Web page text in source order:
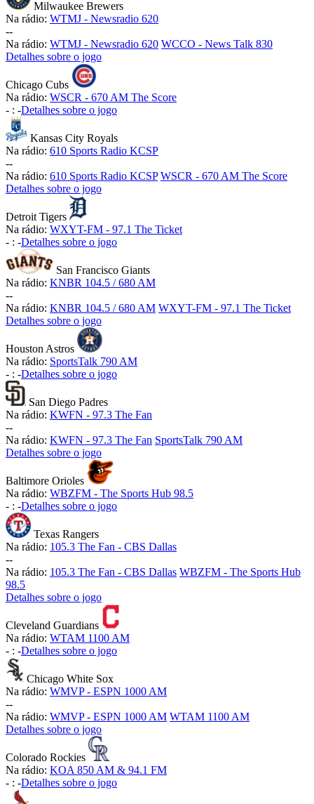
Milwaukee Brewers
Na rádio: WTMJ - Newsradio 620
--
Na rádio: WTMJ - Newsradio 620 WCCO - News Talk 830
Detalhes sobre o jogo
Chicago Cubs
Na rádio: WSCR - 670 AM The Score
- : -Detalhes sobre o jogo
Kansas City Royals
Na rádio: 610 Sports Radio KCSP
--
Na rádio: 610 Sports Radio KCSP WSCR - 670 AM The Score
Detalhes sobre o jogo
Detroit Tigers
Na rádio: WXYT-FM - 97.1 The Ticket
- : -Detalhes sobre o jogo
San Francisco Giants
Na rádio: KNBR 104.5 / 680 AM
--
Na rádio: KNBR 104.5 / 680 AM WXYT-FM - 97.1 The Ticket
Detalhes sobre o jogo
Houston Astros
Na rádio: SportsTalk 790 AM
- : -Detalhes sobre o jogo
San Diego Padres
Na rádio: KWFN - 97.3 The Fan
--
Na rádio: KWFN - 97.3 The Fan SportsTalk 790 AM
Detalhes sobre o jogo
Baltimore Orioles
Na rádio: WBZFM - The Sports Hub 98.5
- : -Detalhes sobre o jogo
Texas Rangers
Na rádio: 105.3 The Fan - CBS Dallas
--
Na rádio: 105.3 The Fan - CBS Dallas WBZFM - The Sports Hub
98.5
Detalhes sobre o jogo
Cleveland Guardians
Na rádio: WTAM 1100 AM
- : -Detalhes sobre o jogo
Chicago White Sox
Na rádio: WMVP - ESPN 1000 AM
--
Na rádio: WMVP - ESPN 1000 AM WTAM 1100 AM
Detalhes sobre o jogo
Colorado Rockies
Na rádio: KOA 850 AM & 94.1 FM
- : -Detalhes sobre o jogo